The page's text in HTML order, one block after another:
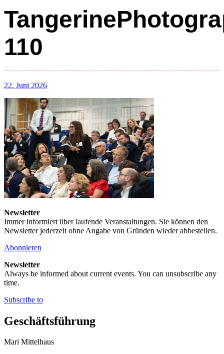
110
22. Juni 2026
Newsletter
Immer informiert über laufende Veranstaltungen. Sie können den
Newsletter jederzeit ohne Angabe von Gründen wieder abbestellen.
Abonnieren
Newsletter
Always be informed about current events. You can unsubscribe any
time.
Subscribe to
Geschäftsführung
Mari Mittelhaus